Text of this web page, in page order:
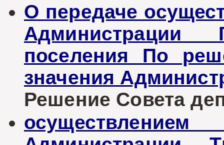
О передаче
Администрации
поселения По
значения
Решение Совета